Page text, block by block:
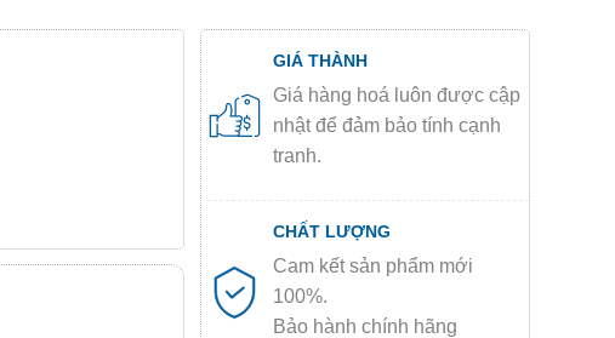
GIÁ THÀNH
Giá hàng hoá luôn được cập
nhật để đảm bảo tính cạnh
tranh.
CHẤT LƯỢNG
Cam kết sản phẩm mới
100%.
Bảo hành chính hãng